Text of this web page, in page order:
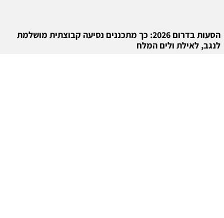
הסעות בדרום 2026: כך מתכננים נסיעה קבוצתית מושלמת
לנגב, לאילת ולים המלח